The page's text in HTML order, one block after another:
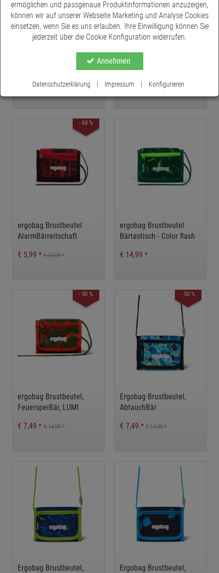
ergobag Brustbeutel -
€ 14,99*
ergobag Brustbeutel
MähdreschBär
€ 14,99
- 60 %
ergobag Brustbeutel
AlarmBärreitschaft
€ 5,99 * € 14,99*
ergobag Brustbeutel
Bärtastisch - Color flash
€ 14,99 *
- 50 %
ergobag Brustbeutel,
FeuerspeiBär, LUMI
€ 7,49 * € 14,99*
- 50 %
Ergobag Brustbeutel,
AbtauchBär
€ 7,49 * € 14,99*
Ergobag Brustbeutel,
Ergobag Brustbeutel,
ermöglichen und passgenaue Produktinformationen anzuzeigen,
können wir auf unserer Webseite Marketing und Analyse Cookies
einsetzen, wenn Sie es uns erlauben. Ihre Einwilligung können Sie
jederzeit über die Cookie Konfiguration widerrufen.
Annehmen
Datenschutzerklärung | Impressum | Konfigurieren